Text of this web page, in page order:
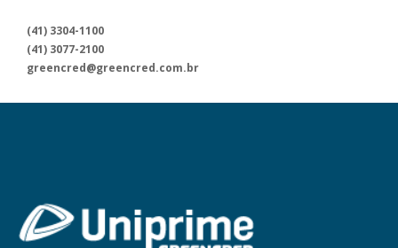
através dos nossos canais
de atendimento.
(41) 3304-1100
(41) 3077-2100
greencred@greencred.com.br